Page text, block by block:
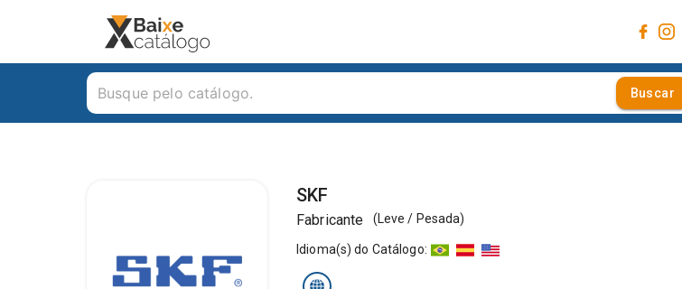
Buscar
SKF
Fabricante (Leve / Pesada)
Idioma(s) do Catálogo: